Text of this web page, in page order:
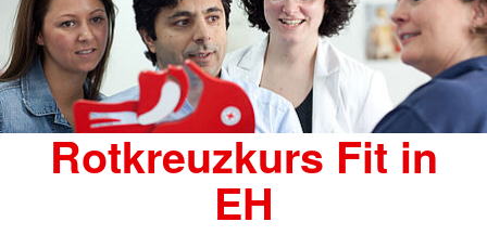
Rotkreuzkurs Fit in
EH